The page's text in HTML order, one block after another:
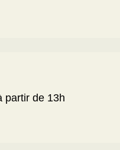
partir de 13h